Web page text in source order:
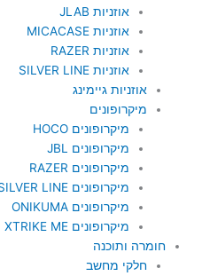
אוזניות JLAB
אוזניות MICACASE
אוזניות RAZER
אוזניות SILVER LINE
אוזניות גיימינג
מיקרופונים
מיקרופונים HOCO
מיקרופונים JBL
מיקרופונים RAZER
מיקרופונים SILVER LINE
מיקרופונים ONIKUMA
מיקרופונים XTRIKE ME
חומרה ותוכנה
חלקי מחשב